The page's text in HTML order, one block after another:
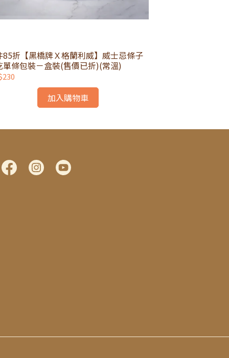
85折【黑橋牌Ｘ格蘭利威】威士忌條子
單條包裝－盒裝(售價已折)(常溫)
加入購物車